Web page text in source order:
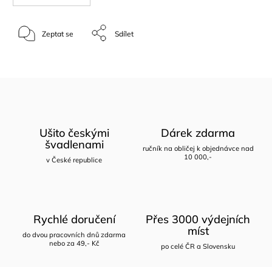
Zeptat se Sdílet
Ušito českými
švadlenami
v České republice
Dárek zdarma
ručník na obličej k objednávce nad
10 000,-
Rychlé doručení
do dvou pracovních dnů zdarma
nebo za 49,- Kč
Přes 3000 výdejních
míst
po celé ČR a Slovensku